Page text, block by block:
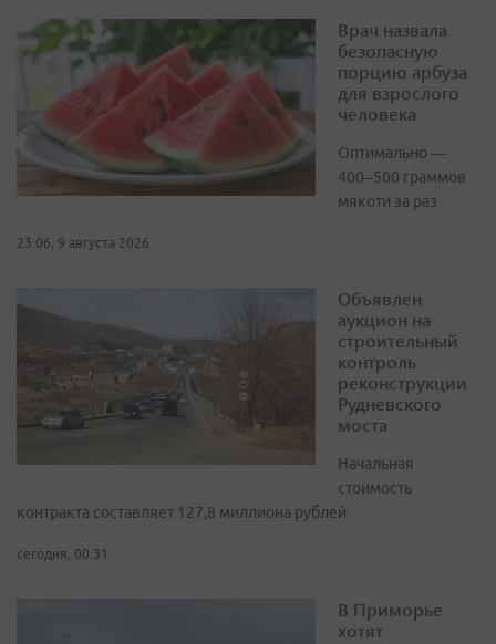
Врач назвала
безопасную
порцию арбуза
для взрослого
человека
Оптимально —
400–500 граммов
мякоти за раз
23:06, 9 августа 2026
Объявлен
аукцион на
строительный
контроль
реконструкции
Рудневского
моста
Начальная
стоимость
контракта составляет 127,8 миллиона рублей
сегодня, 00:31
В Приморье
хотят